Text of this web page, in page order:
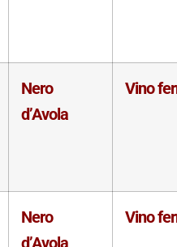
Nero
d’Avola
Vino
Nero
d’Avola
Vino